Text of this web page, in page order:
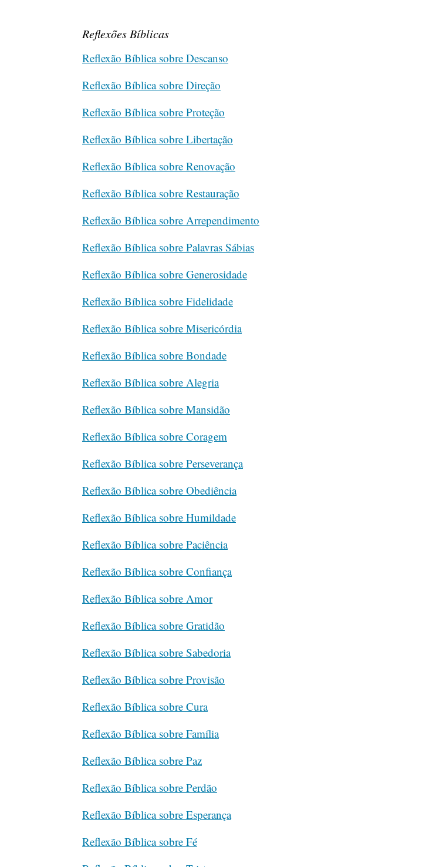
Reflexões Bíblicas
Reflexão Bíblica sobre Descanso
Reflexão Bíblica sobre Direção
Reflexão Bíblica sobre Proteção
Reflexão Bíblica sobre Libertação
Reflexão Bíblica sobre Renovação
Reflexão Bíblica sobre Restauração
Reflexão Bíblica sobre Arrependimento
Reflexão Bíblica sobre Palavras Sábias
Reflexão Bíblica sobre Generosidade
Reflexão Bíblica sobre Fidelidade
Reflexão Bíblica sobre Misericórdia
Reflexão Bíblica sobre Bondade
Reflexão Bíblica sobre Alegria
Reflexão Bíblica sobre Mansidão
Reflexão Bíblica sobre Coragem
Reflexão Bíblica sobre Perseverança
Reflexão Bíblica sobre Obediência
Reflexão Bíblica sobre Humildade
Reflexão Bíblica sobre Paciência
Reflexão Bíblica sobre Confiança
Reflexão Bíblica sobre Amor
Reflexão Bíblica sobre Gratidão
Reflexão Bíblica sobre Sabedoria
Reflexão Bíblica sobre Provisão
Reflexão Bíblica sobre Cura
Reflexão Bíblica sobre Família
Reflexão Bíblica sobre Paz
Reflexão Bíblica sobre Perdão
Reflexão Bíblica sobre Esperança
Reflexão Bíblica sobre Fé